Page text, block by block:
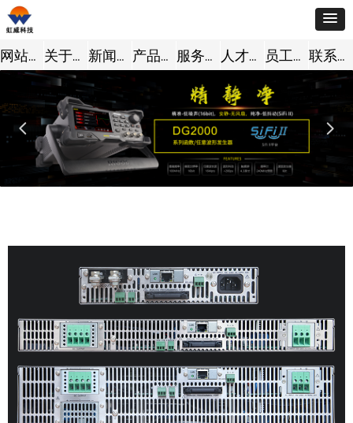
网站首页 关于我们 新闻动态 产品中心 服务支持 人才招聘 员工风采 联系我们
넳 넲